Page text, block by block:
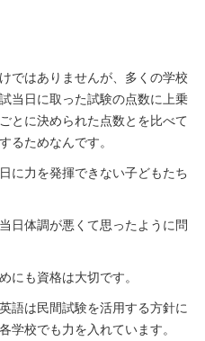
ではありませんが、多くの学校
当日に取った試験の点数に上乗
とに決められた点数とを比べて
るためなんです。
に力を発揮できない子どもたち
日体調が悪くて思ったように問
にも資格は大切です。
語は民間試験を活用する方針に
学校でも力を入れています。